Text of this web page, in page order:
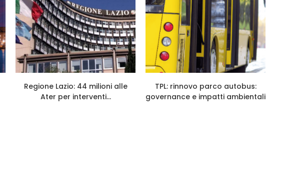
Regione Lazio: 44 milioni alle
Ater per interventi...
TPL: rinnovo parco autobus:
governance e impatti ambientali